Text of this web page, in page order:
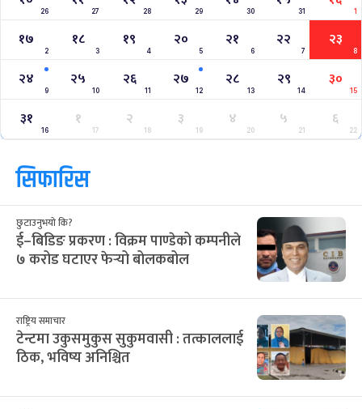
26 27 28 29 30 31 1
१७
2
१८
3
१९
4
२०
5
२१
6
२२
7
२३
8
२४
9
२५
10
२६
11
२७
12
२८
13
२९
14
३०
15
३१
16
१
17
२
18
३
19
४
20
५
21
६
22
सिफारिस
छुटाउनुभयो कि?
ई–बिडिङ प्रकरण : विक्रम पाण्डेको कम्पनीले
७ करोड घटाएर फेर्‍यो बोलकबोल
राष्ट्रिय समाचार
टेन्टमा उकुसमुकुस सुकुमवासी : तत्काललाई
ठिक, भविष्य अनिश्चित